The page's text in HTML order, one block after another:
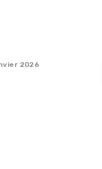
2026